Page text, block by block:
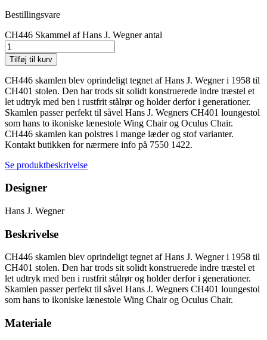
Bestillingsvare
CH446 Skammel af Hans J. Wegner antal
Tilføj til kurv
CH446 skamlen blev oprindeligt tegnet af Hans J. Wegner i 1958 til
CH401 stolen. Den har trods sit solidt konstruerede indre træstel et
let udtryk med ben i rustfrit stålrør og holder derfor i generationer.
Skamlen passer perfekt til såvel Hans J. Wegners CH401 loungestol
som hans to ikoniske lænestole Wing Chair og Oculus Chair.
CH446 skamlen kan polstres i mange læder og stof varianter.
Kontakt butikken for nærmere info på 7550 1422.
Se produktbeskrivelse
Designer
Hans J. Wegner
Beskrivelse
CH446 skamlen blev oprindeligt tegnet af Hans J. Wegner i 1958 til
CH401 stolen. Den har trods sit solidt konstruerede indre træstel et
let udtryk med ben i rustfrit stålrør og holder derfor i generationer.
Skamlen passer perfekt til såvel Hans J. Wegners CH401 loungestol
som hans to ikoniske lænestole Wing Chair og Oculus Chair.
Materiale